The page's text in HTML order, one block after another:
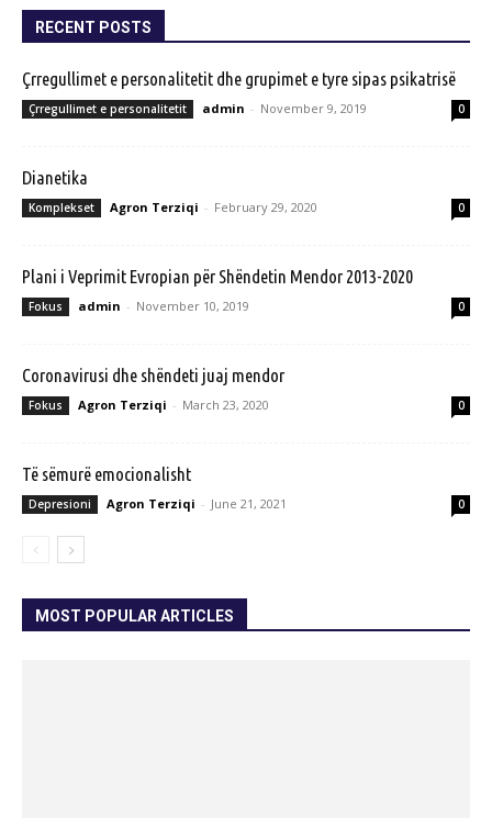
RECENT POSTS
Çrregullimet e personalitetit dhe grupimet e tyre sipas psikatrisë
Çrregullimet e personalitetit admin - November 9, 2019 0
Dianetika
Komplekset Agron Terziqi - February 29, 2020 0
Plani i Veprimit Evropian për Shëndetin Mendor 2013-2020
Fokus admin - November 10, 2019 0
Coronavirusi dhe shëndeti juaj mendor
Fokus Agron Terziqi - March 23, 2020 0
Të sëmurë emocionalisht
Depresioni Agron Terziqi - June 21, 2021 0
MOST POPULAR ARTICLES